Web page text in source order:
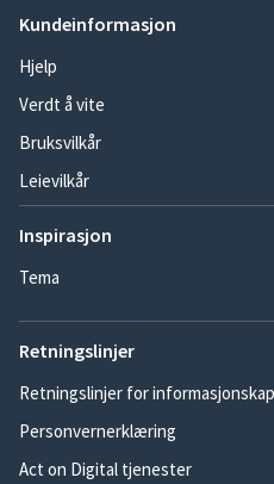
Kundeinformasjon
Hjelp
Verdt å vite
Bruksvilkår
Leievilkår
Inspirasjon
Tema
Retningslinjer
Retningslinjer for
Personvernerklæring
Act on Digital tjenester